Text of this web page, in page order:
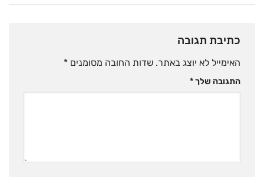
כתיבת תגובה
האימייל לא יוצג באתר. שדות החובה מסומנים *
התגובה שלך*